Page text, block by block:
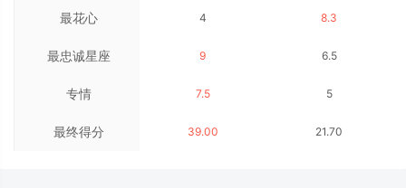
最花心
最忠诚星座
专情
最终得分
4
9
7.5
39.00
8.3
6.5
5
21.70